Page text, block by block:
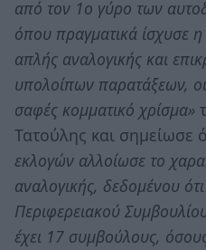
από τον 1ο γύρο των
όπου πραγματικά ίσχυσε
απλής αναλογικής και
υπολοίπων παρατάξεων,
σαφές κομματικό χρίσμα»
Τατούλης και σημείωσε
εκλογών αλλοίωσε το
αναλογικής, δεδομένου
Περιφερειακού
έχει 17 συμβούλους,